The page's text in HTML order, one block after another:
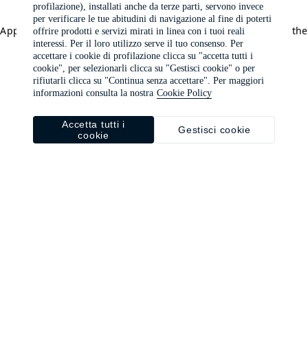
Application error: a client-side exception has occurred (see the
browser console for more information).
profilazione), installati anche da terze parti, servono invece
per verificare le tue abitudini di navigazione al fine di poterti
offrire prodotti e servizi mirati in linea con i tuoi reali
interessi. Per il loro utilizzo serve il tuo consenso. Per
accettare i cookie di profilazione clicca su "accetta tutti i
cookie", per selezionarli clicca su "Gestisci cookie" o per
rifiutarli clicca su "Continua senza accettare". Per maggiori
informazioni consulta la nostra Cookie Policy
Gestisci cookie
Accetta tutti i
cookie